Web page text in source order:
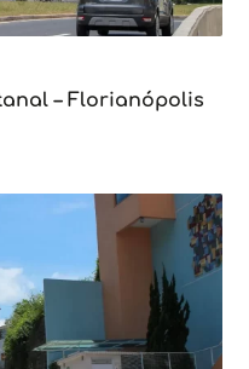
– Florianópolis